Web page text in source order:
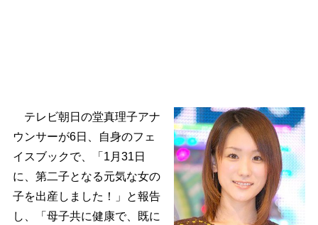
テレビ朝日の堂真理子アナ
ウンサーが6日、自身のフェ
イスブックで、「1月31日
に、第二子となる元気な女の
子を出産しました！」と報告
し、「母子共に健康で、既に